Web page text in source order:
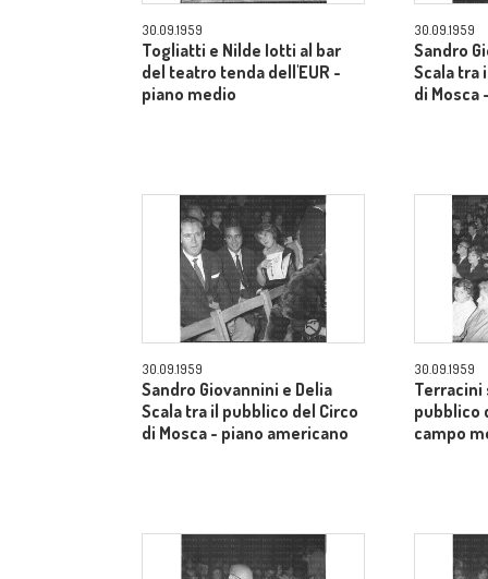
30.09.1959
Togliatti e Nilde Iotti al bar
del teatro tenda dell'EUR -
piano medio
30.09.1959
Sandro
Scala tra
di Mosca
30.09.1959
Sandro Giovannini e Delia
Scala tra il pubblico del Circo
di Mosca - piano americano
30.09.1959
Terracini
pubblico
campo